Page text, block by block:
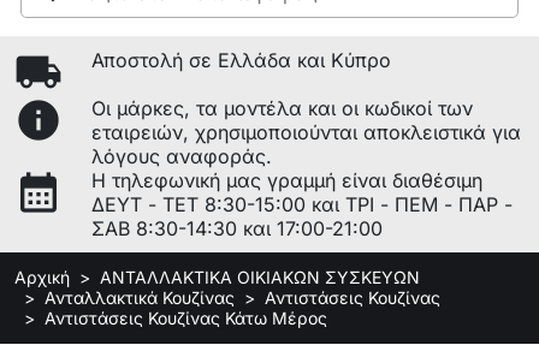
local_shipping Αποστολή σε Ελλάδα και Κύπρο
info
Οι μάρκες, τα μοντέλα και οι κωδικοί των
εταιρειών, χρησιμοποιούνται αποκλειστικά για
λόγους αναφοράς.
calendar_month
Η τηλεφωνική μας γραμμή είναι διαθέσιμη
ΔΕΥΤ - ΤΕΤ 8:30-15:00 και ΤΡΙ - ΠΕΜ - ΠΑΡ -
ΣΑΒ 8:30-14:30 και 17:00-21:00
Αρχική
ΑΝΤΑΛΛΑΚΤΙΚΑ ΟΙΚΙΑΚΩΝ ΣΥΣΚΕΥΩΝ
Ανταλλακτικά Κουζίνας
Αντιστάσεις Κουζίνας
Αντιστάσεις Κουζίνας Κάτω Μέρος